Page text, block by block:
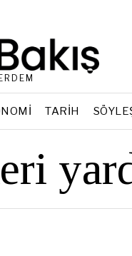
TARIH